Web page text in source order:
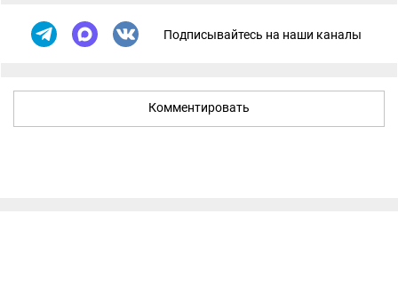
Подписывайтесь на наши каналы
Комментировать